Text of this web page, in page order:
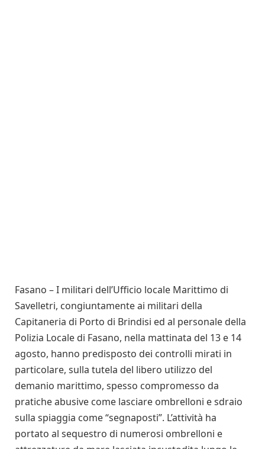
Fasano – I militari dell’Ufficio locale Marittimo di
Savelletri, congiuntamente ai militari della
Capitaneria di Porto di Brindisi ed al personale della
Polizia Locale di Fasano, nella mattinata del 13 e 14
agosto, hanno predisposto dei controlli mirati in
particolare, sulla tutela del libero utilizzo del
demanio marittimo, spesso compromesso da
pratiche abusive come lasciare ombrelloni e sdraio
sulla spiaggia come “segnaposti”. L’attività ha
portato al sequestro di numerosi ombrelloni e